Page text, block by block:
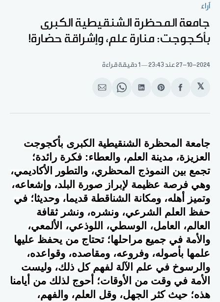
آراء
جامعة المحظرة الشنقيطية الكبرى
بأكجوجت: منارة علم، وإشراقة حضارة!
27-10-2024عند 23:43 1 دقيقة قراءة
𝕏
انشر
الفيسبوك
Share
Pinterest
انشر
لينكد
Share
WhatsApp
انشر
الإيميل
جامعة المحظرة الشنقيطية الكبرى بأكجوجت
العزيزة، مدينة العلم، والعطاء: فكرة رائدة؛
تجمع بين النموذج المحظري، والتطور الأكاديمي،
وهي فرصة عظيمة لإبراز صورة البلد، وإشعاعه،
وتميز أهله، ومكانة الشناقطة قديما، وحديثا؛ في
حفظ العلم الشرعي، ونشره، ونشر ثقافة
العالم، العامل، الوسطي، اللوذعي، الألمعي،
والأمة في جميع مراحلها؛ تحتاج من يحفظ عليها
علمها بأصوله، وفروعه، ومقاصده، وقواعده،
والرسوخ في علم الآلة لفهم كل ذلك، وليست
الأمة في وقت من الأوقات؛ أحوج لذلك من أيامنا
هذه؛ حيث كثر الجهل، وقل العلم، والفهم،